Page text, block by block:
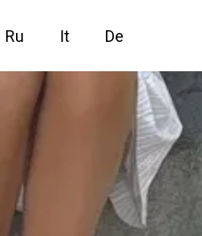
Ru It De